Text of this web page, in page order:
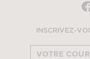
INSCRIVEZ-